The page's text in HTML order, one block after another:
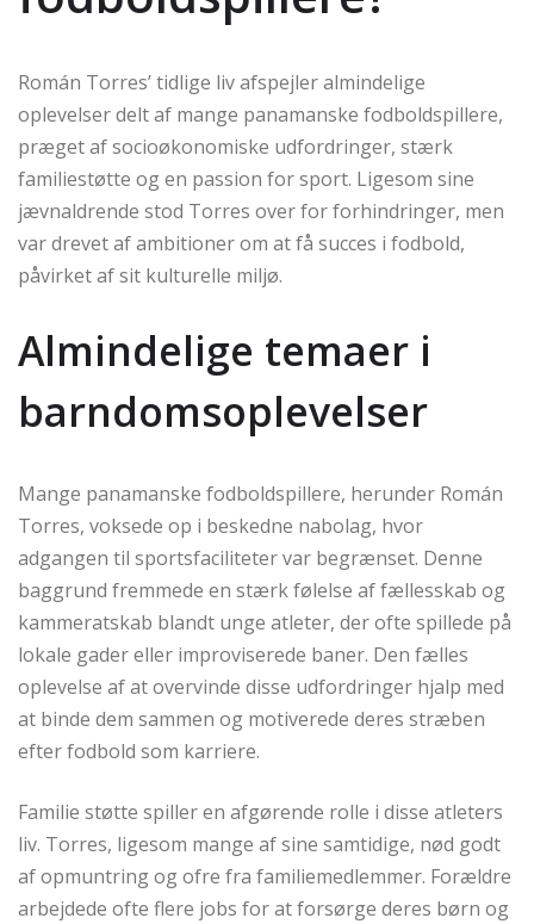
Román Torres’ tidlige liv afspejler almindelige
oplevelser delt af mange panamanske fodboldspillere,
præget af socioøkonomiske udfordringer, stærk
familiestøtte og en passion for sport. Ligesom sine
jævnaldrende stod Torres over for forhindringer, men
var drevet af ambitioner om at få succes i fodbold,
påvirket af sit kulturelle miljø.
Almindelige temaer i
barndomsoplevelser
Mange panamanske fodboldspillere, herunder Román
Torres, voksede op i beskedne nabolag, hvor
adgangen til sportsfaciliteter var begrænset. Denne
baggrund fremmede en stærk følelse af fællesskab og
kammeratskab blandt unge atleter, der ofte spillede på
lokale gader eller improviserede baner. Den fælles
oplevelse af at overvinde disse udfordringer hjalp med
at binde dem sammen og motiverede deres stræben
efter fodbold som karriere.
Familie støtte spiller en afgørende rolle i disse atleters
liv. Torres, ligesom mange af sine samtidige, nød godt
af opmuntring og ofre fra familiemedlemmer. Forældre
arbejdede ofte flere jobs for at forsørge deres børn og